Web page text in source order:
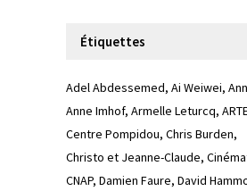
Étiquettes
Adel Abdessemed Ai Weiwei
Anne Imhof Armelle Leturcq
Centre Pompidou Chris Burden
Christo et Jeanne-Claude
CNAP Damien Faure David